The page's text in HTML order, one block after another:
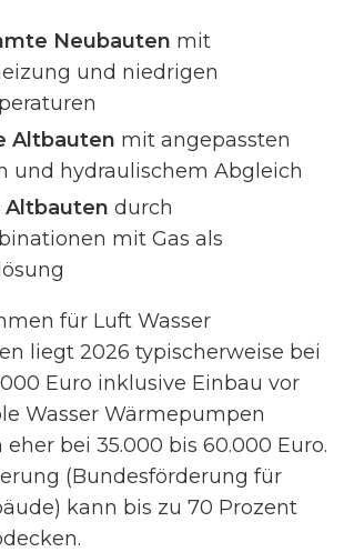
Neubauten mit
und niedrigen
Altbauten mit angepassten
und hydraulischem Abgleich
Altbauten durch
mit Gas als
für Luft Wasser
liegt 2026 typischerweise bei
Euro inklusive Einbau vor
Wasser Wärmepumpen
bei 35.000 bis 60.000 Euro.
(Bundesförderung für
kann bis zu 70 Prozent